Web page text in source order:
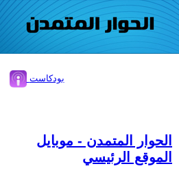
بودكاست
الحوار المتمدن - موبايل
الموقع الرئيسي